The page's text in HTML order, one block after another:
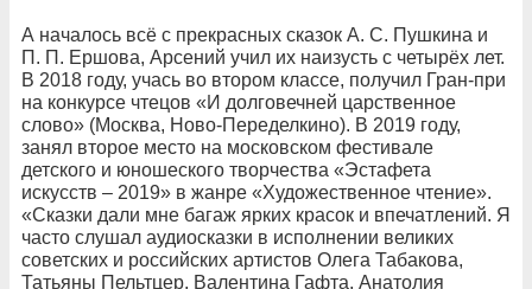
А началось всё с прекрасных сказок А. С. Пушкина и
П. П. Ершова, Арсений учил их наизусть с четырёх лет.
В 2018 году, учась во втором классе, получил Гран-при
на конкурсе чтецов «И долговечней царственное
слово» (Москва, Ново-Переделкино). В 2019 году,
занял второе место на московском фестивале
детского и юношеского творчества «Эстафета
искусств – 2019» в жанре «Художественное чтение».
«Сказки дали мне багаж ярких красок и впечатлений. Я
часто слушал аудиосказки в исполнении великих
советских и российских артистов Олега Табакова,
Татьяны Пельтцер, Валентина Гафта, Анатолия